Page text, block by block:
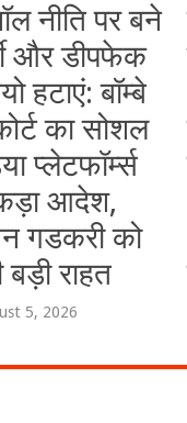
नीति पर बने
और डीपफेक
हटाएं: बॉम्बे
का सोशल
प्लेटफॉर्म्स
आदेश,
गडकरी को
बड़ी राहत
5, 2026